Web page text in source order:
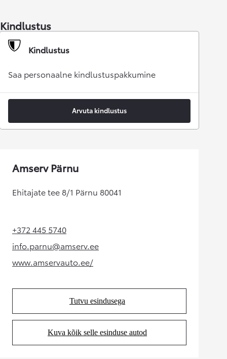
Kindlustus
Kindlustus
Saa personaalne kindlustuspakkumine
Arvuta kindlustus
Amserv Pärnu
Ehitajate tee 8/1 Pärnu 80041
+372 445 5740(Opens in new tab)
info.parnu@amserv.ee
(Opens in new tab)
www.amservauto.ee/
(Opens in new tab)
Tutvu esindusega
(Opens in new tab)
Kuva kõik selle esinduse autod
(Opens in new tab)